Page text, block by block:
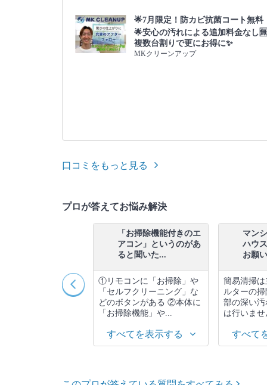
🌟7月限定！防カビ抗菌コート無料
🌟安心の汚れによる追加料金なし🈚️
複数台割りで更にお得に✨
MKクリーンアップ
口コミをもっと見る
プロが答えてお悩み解決
作業日の3日から1
理想的です。これ
「お掃除機能付きのエ
アコン」というのがあ
ると聞いた...
①リモコンに「お掃除」や
「セルフクリーニング」な
どのボタンがある ②本体に
「お掃除機能」や...
すべてを表示する
マン
ハウ
お願
簡易清掃
ルターの
部の深い
は行いま
すべて